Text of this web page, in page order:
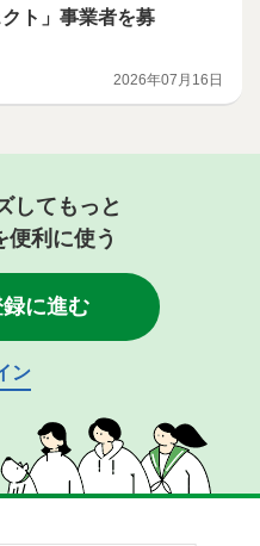
ト」事業者を募
2026年07月16日
してもっと
利に使う
に進む
ン